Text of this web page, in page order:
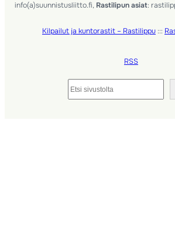
info(a)suunnistusliitto.fi, Rastilipun asiat:
Kilpailut ja kuntorastit – Rastilippu :::
RSS
Etsi